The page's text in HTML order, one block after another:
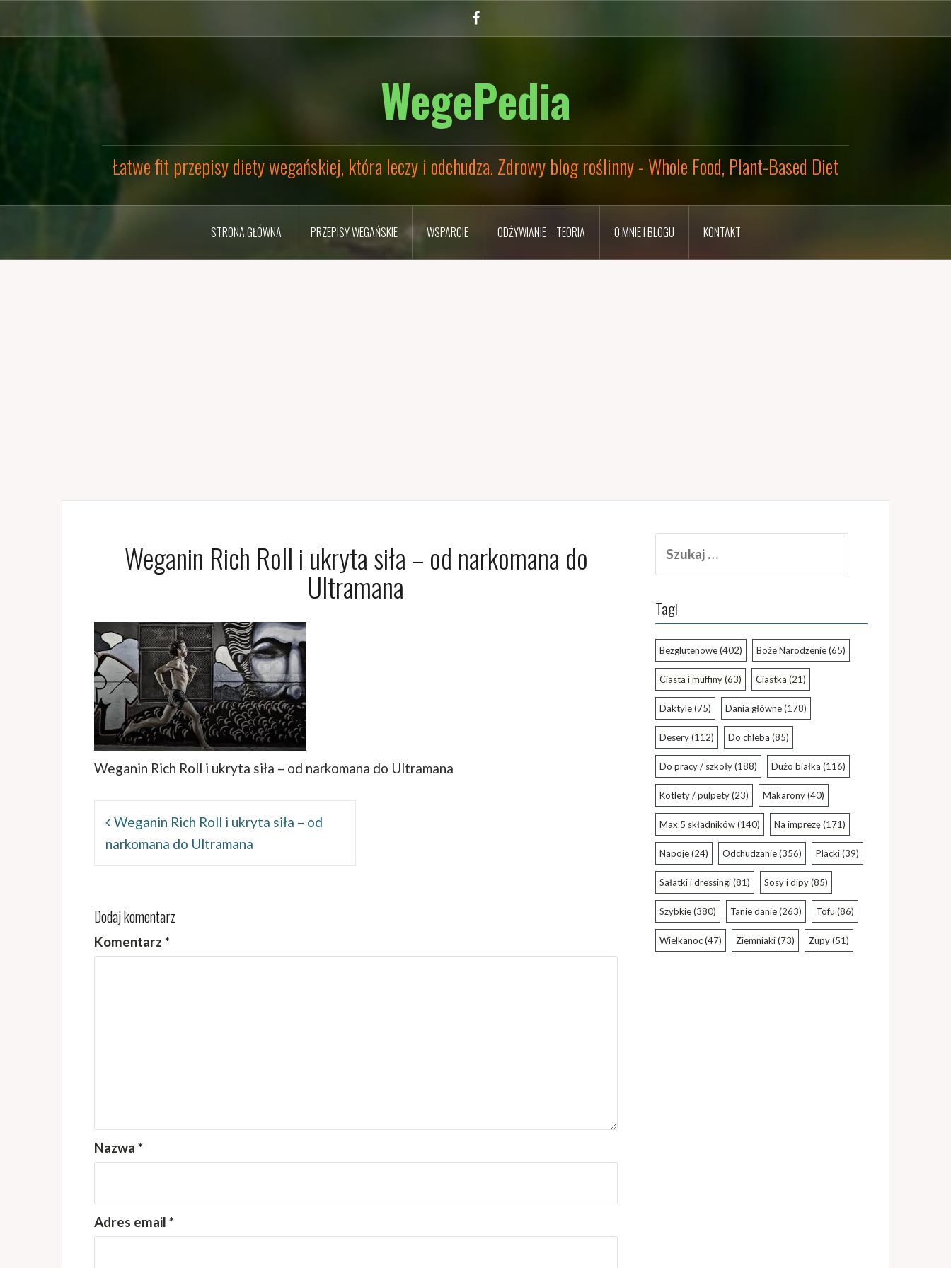
WegePedia
Łatwe fit przepisy diety wegańskiej, która leczy i odchudza. Zdrowy blog roślinny - Whole Food, Plant-Based Diet
STRONA GŁÓWNA PRZEPISY WEGAŃSKIE WSPARCIE ODŻYWIANIE – TEORIA O MNIE I BLOGU KONTAKT
Weganin Rich Roll i ukryta siła – od narkomana do
Ultramana
Weganin Rich Roll i ukryta siła – od narkomana do Ultramana
wpisuWeganin Rich Roll i ukryta siła – od
narkomana do Ultramana
Dodaj komentarz
Komentarz *
Nazwa *
Adres email *
Tagi
Bezglutenowe(402) Boże Narodzenie(65)
Ciasta i muffiny(63) Ciastka (21)
Daktyle(75) Dania główne(178)
Desery(112) Do chleba (85)
Do pracy / szkoły(188) Dużo białka (116)
Kotlety / pulpety(23) Makarony(40)
Max 5 składników(140) Na imprezę(171)
Napoje(24) Odchudzanie(356) Placki(39)
Sałatki i dressingi(81) Sosy i dipy(85)
Szybkie(380) Tanie danie(263) Tofu (86)
Wielkanoc(47) Ziemniaki(73) Zupy(51)